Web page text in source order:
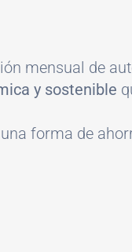
mensual de
y sostenible
forma de